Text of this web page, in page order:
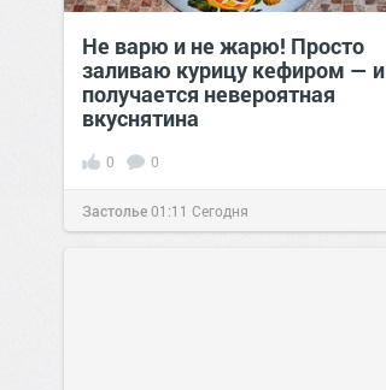
Не варю и не жарю! Просто
заливаю курицу кефиром — и
получается невероятная
вкуснятина
0 0
Застолье01:11 Сегодня